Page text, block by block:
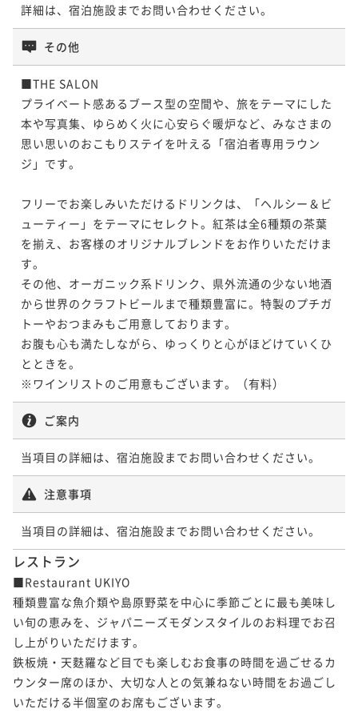
詳細は、宿泊施設までお問い合わせください。
その他
■THE SALON
プライベート感あるブース型の空間や、旅をテーマにした
本や写真集、ゆらめく火に心安らぐ暖炉など、みなさまの
思い思いのおこもりステイを叶える「宿泊者専用ラウン
ジ」です。
フリーでお楽しみいただけるドリンクは、「ヘルシー＆ビ
ューティー」をテーマにセレクト。紅茶は全6種類の茶葉
を揃え、お客様のオリジナルブレンドをお作りいただけま
す。
その他、オーガニック系ドリンク、県外流通の少ない地酒
から世界のクラフトビールまで種類豊富に。特製のプチガ
トーやおつまみもご用意しております。
お腹も心も満たしながら、ゆっくりと心がほどけていくひ
とときを。
※ワインリストのご用意もございます。（有料）
ご案内
当項目の詳細は、宿泊施設までお問い合わせください。
注意事項
当項目の詳細は、宿泊施設までお問い合わせください。
レストラン
■Restaurant UKIYO
種類豊富な魚介類や島原野菜を中心に季節ごとに最も美味し
い旬の恵みを、ジャパニーズモダンスタイルのお料理でお召
し上がりいただけます。
鉄板焼・天麩羅など目でも楽しむお食事の時間を過ごせるカ
ウンター席のほか、大切な人との気兼ねない時間をお過ごし
いただける半個室のお席もございます。